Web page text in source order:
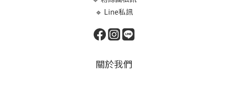
🔹 Line私訊
關於我們